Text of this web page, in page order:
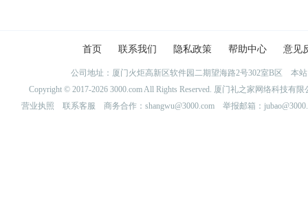
首页 联系我们 隐私政策 帮助中心 意见
公司地址：厦门火炬高新区软件园二期望海路2号302室B区 本
Copyright © 2017-2026 3000.com All Rights Reserved. 厦门礼之家网络科技
营业执照
联系客服 商务合作：shangwu@3000.com 举报邮箱：